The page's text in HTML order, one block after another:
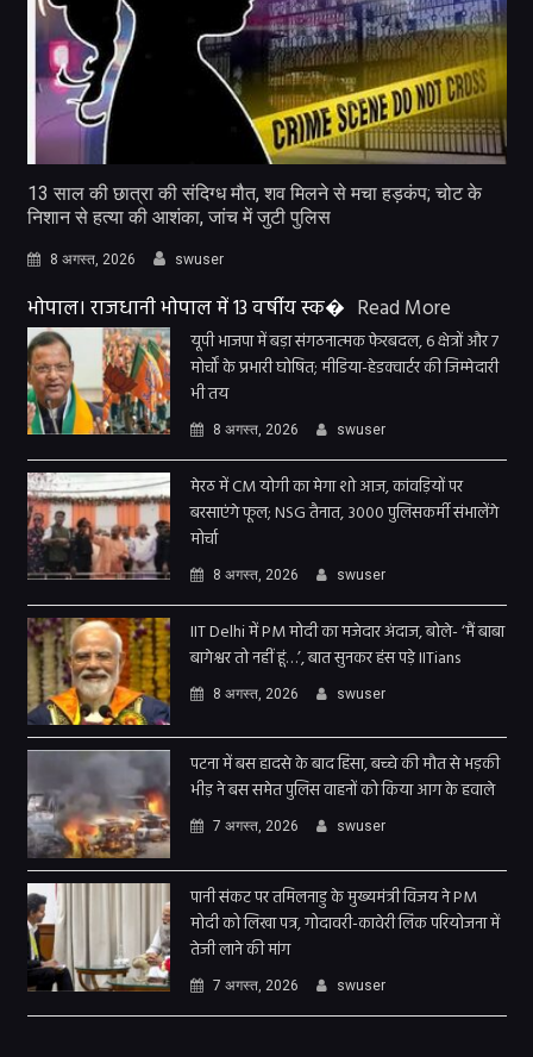
13 साल की छात्रा की संदिग्ध मौत, शव मिलने से मचा हड़कंप; चोट के
निशान से हत्या की आशंका, जांच में जुटी पुलिस
8 अगस्त, 2026 swuser
भोपाल। राजधानी भोपाल में 13 वर्षीय स्क� Read More
यूपी भाजपा में बड़ा संगठनात्मक फेरबदल, 6 क्षेत्रों और 7
मोर्चों के प्रभारी घोषित; मीडिया-हेडक्वार्टर की जिम्मेदारी
भी तय
8 अगस्त, 2026 swuser
मेरठ में CM योगी का मेगा शो आज, कांवड़ियों पर
बरसाएंगे फूल; NSG तैनात, 3000 पुलिसकर्मी संभालेंगे
मोर्चा
8 अगस्त, 2026 swuser
IIT Delhi में PM मोदी का मजेदार अंदाज, बोले- ‘मैं बाबा
बागेश्वर तो नहीं हूं…’, बात सुनकर हंस पड़े IITians
8 अगस्त, 2026 swuser
पटना में बस हादसे के बाद हिंसा, बच्चे की मौत से भड़की
भीड़ ने बस समेत पुलिस वाहनों को किया आग के हवाले
7 अगस्त, 2026 swuser
पानी संकट पर तमिलनाडु के मुख्यमंत्री विजय ने PM
मोदी को लिखा पत्र, गोदावरी-कावेरी लिंक परियोजना में
तेजी लाने की मांग
7 अगस्त, 2026 swuser